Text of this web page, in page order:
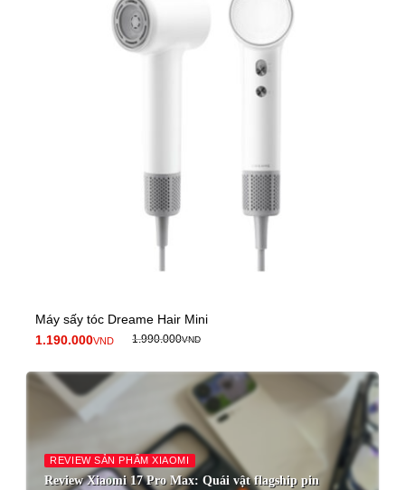
Máy sấy tóc Dreame Hair Mini
1.190.000VND 1.990.000VND
REVIEW SẢN PHẨM XIAOMI
Review Xiaomi 17 Pro Max: Quái vật flagship pin